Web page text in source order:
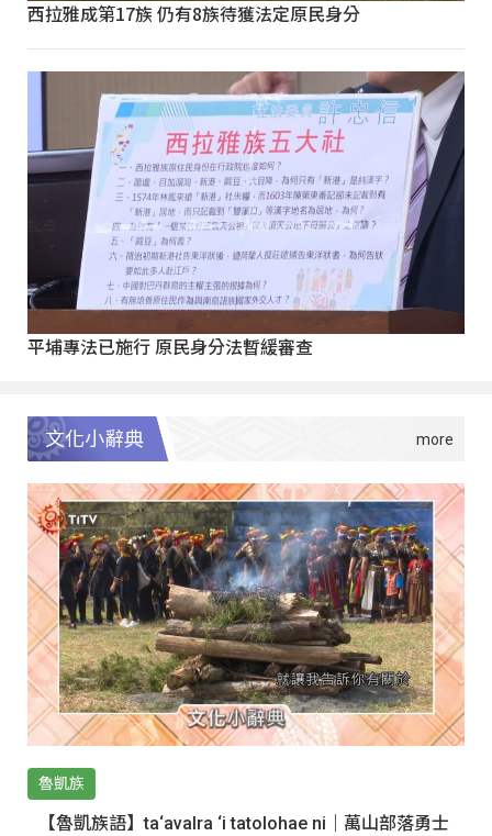
西拉雅成第17族 仍有8族待獲法定原民身分
平埔專法已施行 原民身分法暫緩審查
文化小辭典
魯凱族
【魯凱族語】ta‘avalra ‘i tatolohae ni｜萬山部落勇士